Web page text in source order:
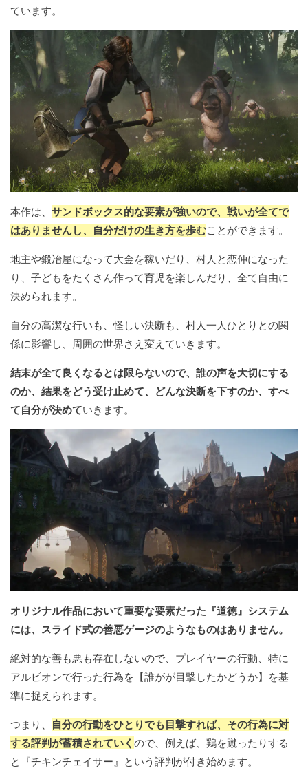
ています。
本作は、 サンドボックス的な要素が強いので、戦いが全てで
はありませんし、自分だけの生き方を歩むことができます。
地主や鍛冶屋になって大金を稼いだり、村人と恋仲になった
り、子どもをたくさん作って育児を楽しんだり、全て自由に
決められます。
自分の高潔な行いも、怪しい決断も、村人一人ひとりとの関
係に影響し、周囲の世界さえ変えていきます。
結末が全て良くなるとは限らないので、誰の声を大切にする
のか、結果をどう受け止めて、どんな決断を下すのか、すべ
て自分が決めていきます。
オリジナル作品において重要な要素だった『道徳』システム
には、スライド式の善悪ゲージのようなものはありません。
絶対的な善も悪も存在しないので、プレイヤーの行動、特に
アルビオンで行った行為を【誰がが目撃したかどうか】を基
準に捉えられます。
つまり、
自分の行動をひとりでも目撃すれば、その行為に対
する評判が蓄積されていく ので、例えば、鶏を蹴ったりする
と『チキンチェイサー』という評判が付き始めます。